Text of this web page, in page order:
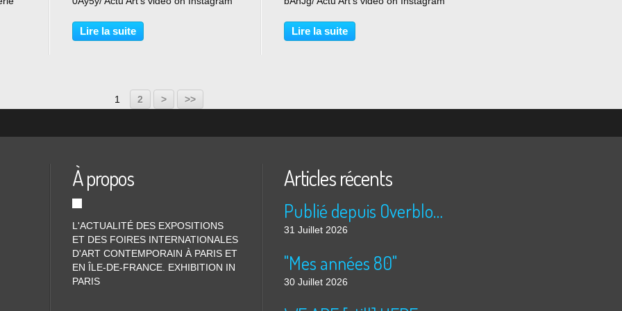
Lire la suite Lire la suite
1 2 > >>
À propos
L'ACTUALITÉ DES EXPOSITIONS
ET DES FOIRES INTERNATIONALES
D'ART CONTEMPORAIN À PARIS ET
EN ÎLE-DE-FRANCE. EXHIBITION IN
PARIS
Articles récents
Publié depuis Overblog et Facebook
31 Juillet 2026
"Mes années 80"
30 Juillet 2026